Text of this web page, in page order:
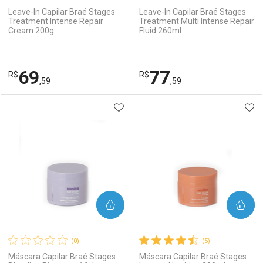
Leave-In Capilar Braé Stages
Treatment Intense Repair
Cream 200g
R$69,59
Leave-In Capilar Braé Stages
Treatment Multi Intense Repair
Fluid 260ml
R$77,59
(0)
Máscara Capilar Braé Stages
ADICIONAR AOS FAVORITOS
COMPRAR
(5)
Máscara Capilar Braé Stages
COMPRAR